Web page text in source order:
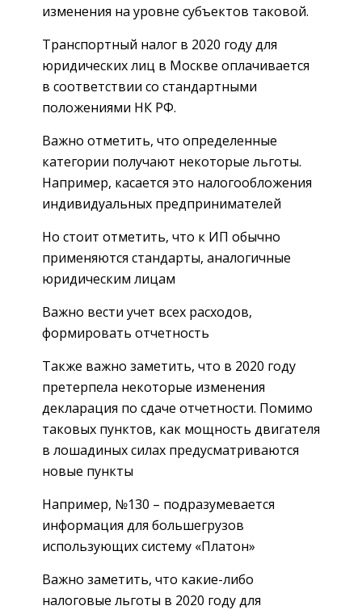
изменения на уровне субъектов таковой.
Транспортный налог в 2020 году для
юридических лиц в Москве оплачивается
в соответствии со стандартными
положениями НК РФ.
Важно отметить, что определенные
категории получают некоторые льготы.
Например, касается это налогообложения
индивидуальных предпринимателей
Но стоит отметить, что к ИП обычно
применяются стандарты, аналогичные
юридическим лицам
Важно вести учет всех расходов,
формировать отчетность
Также важно заметить, что в 2020 году
претерпела некоторые изменения
декларация по сдаче отчетности. Помимо
таковых пунктов, как мощность двигателя
в лошадиных силах предусматриваются
новые пункты
Например, №130 – подразумевается
информация для большегрузов
использующих систему «Платон»
Важно заметить, что какие-либо
налоговые льготы в 2020 году для